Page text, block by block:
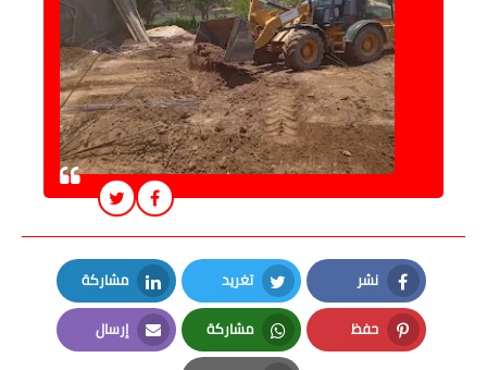
نشر
Facebook
تغريد
Twitter
مشاركة
LinkedIn
حفظ
Pinterest
مشاركة
Whatsapp
إرسال
Email